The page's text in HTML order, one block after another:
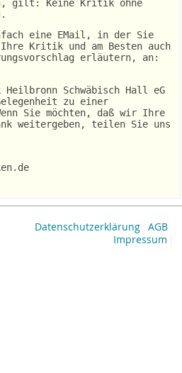
gilt: Keine Kritik ohne
eine EMail, in der Sie
Kritik und am Besten auch
erläutern, an:
Heilbronn Schwäbisch Hall eG
zu einer
Sie möchten, daß wir Ihre
weitergeben, teilen Sie uns
AGB
Datenschutzerklärung
Impressum